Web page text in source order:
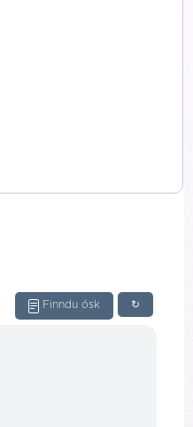
↻
Finndu ósk